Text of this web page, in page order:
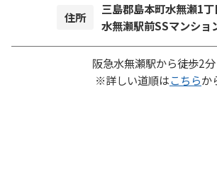
住所
三島郡島本町水無瀬1
水無瀬駅前SSマンショ
阪急水無瀬駅から徒歩2分
※詳しい道順はこちらか